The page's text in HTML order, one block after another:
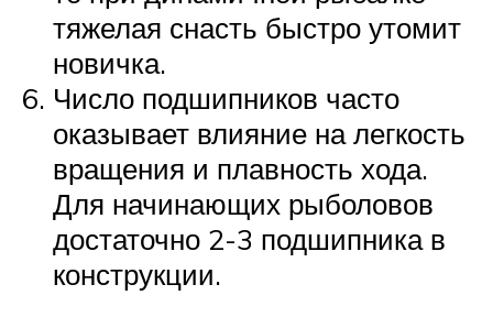
тяжелая снасть быстро утомит
новичка.
Число подшипников часто
оказывает влияние на легкость
вращения и плавность хода.
Для начинающих рыболовов
достаточно 2-3 подшипника в
конструкции.